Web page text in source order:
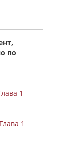
по
1
1